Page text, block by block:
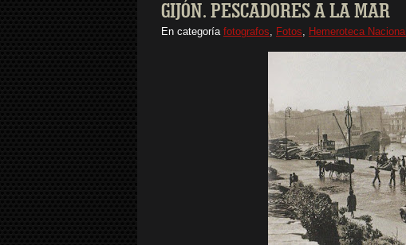
GIJÓN. PESCADORES A LA MAR
En categoría fotografos, Fotos, Hemeroteca Nacional